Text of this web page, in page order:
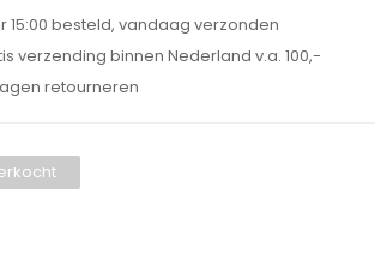
15:00 besteld, vandaag verzonden
verzending binnen Nederland v.a. 100,-
retourneren